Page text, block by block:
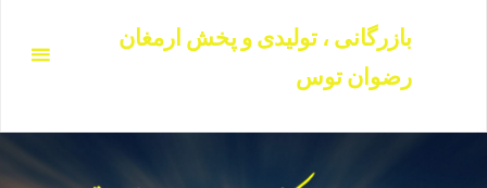
بازرگانی ، تولیدی و پخش ارمغان
رضوان توس